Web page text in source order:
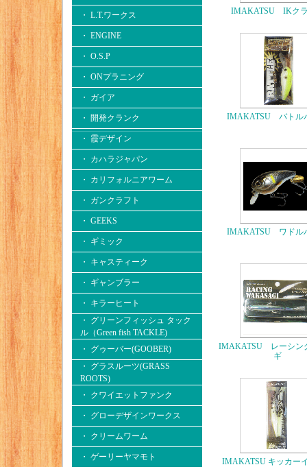
・ L.T.ワークス
・ ENGINE
・ O.S.P
・ ONプラニング
・ ガイア
・ 開発クランク
・ 霞デザイン
・ カハラジャパン
・ カリフォルニアワーム
・ ガンクラフト
・ GEEKS
・ ギミック
・ キャスティーク
・ ギャンブラー
・ キラーヒート
・ グリーンフィッシュ タック
ル（Green fish TACKLE)
・ グゥーバー(GOOBER)
・ グラスルーツ(GRASS
ROOTS)
・ クワイエットファンク
・ グローデザインワークス
・ クリームワーム
・ ゲーリーヤマモト
IMAKATSU IKク
IMAKATSU バトル
IMAKATSU ワドル
IMAKATSU レーシン
ギ
IMAKATSU キッカー